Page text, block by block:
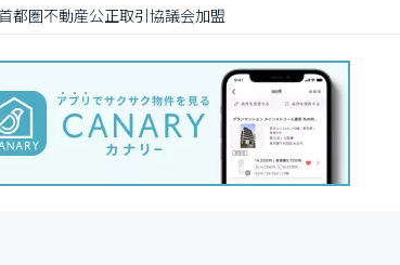
都圏不動産公正取引協議会加盟